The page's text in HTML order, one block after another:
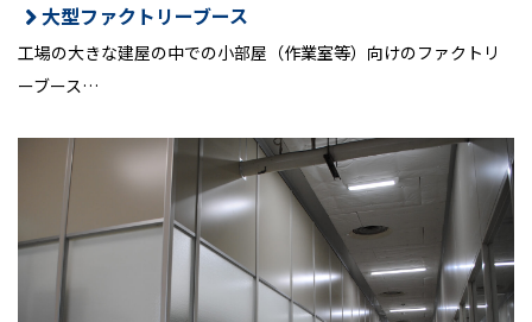
大型ファクトリーブース
工場の大きな建屋の中での小部屋（作業室等）向けのファクトリ
ーブース…